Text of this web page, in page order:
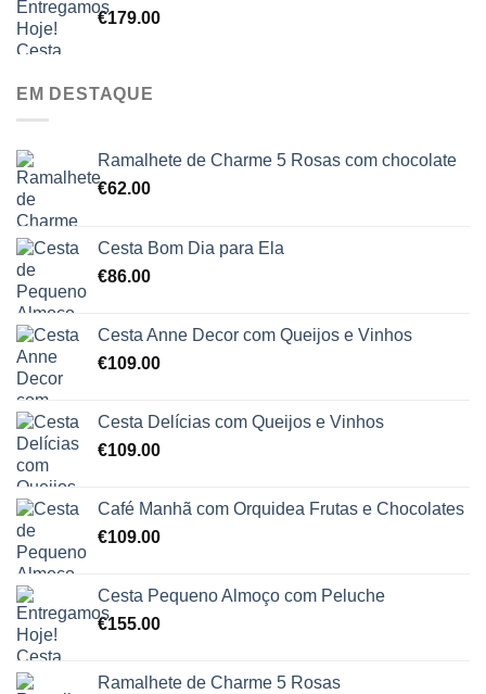
€179.00
EM DESTAQUE
Ramalhete de Charme 5 Rosas com chocolate
€62.00
Cesta Bom Dia para Ela
€86.00
Cesta Anne Decor com Queijos e Vinhos
€109.00
Cesta Delícias com Queijos e Vinhos
€109.00
Café Manhã com Orquidea Frutas e Chocolates
€109.00
Cesta Pequeno Almoço com Peluche
€155.00
Ramalhete de Charme 5 Rosas